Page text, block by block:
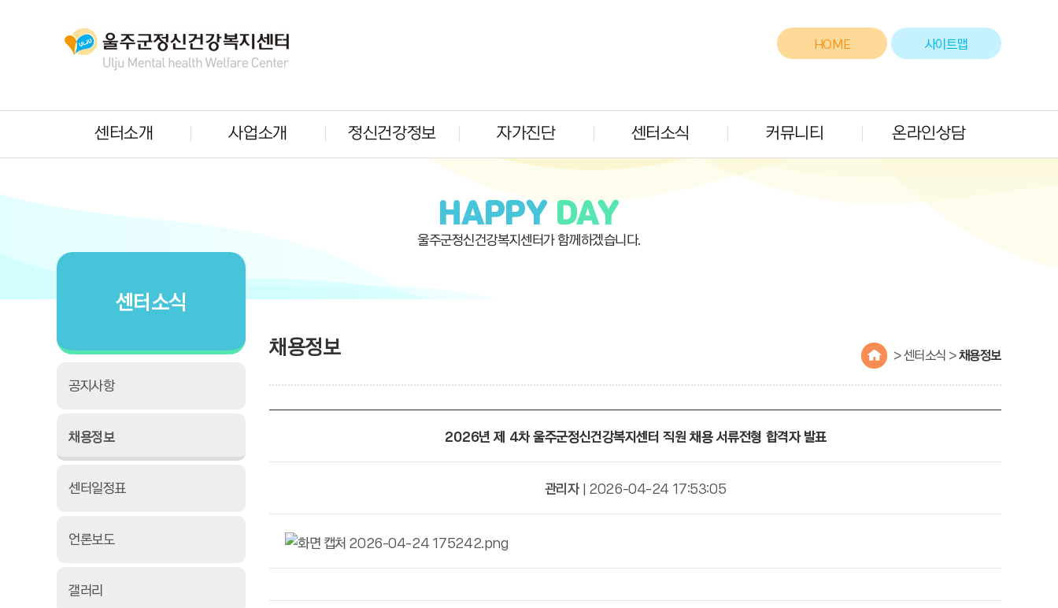
HOME 사이트맵
센터소개 사업소개 정신건강정보 자가진단 센터소식 커뮤니티 온라인상담
HAPPY DAY
울주군정신건강복지센터가 함께하겠습니다.
센터소식
공지사항
채용정보
센터일정표
언론보도
갤러리
채용정보 > 센터소식 >채용정보
2026년 제 4차 울주군정신건강복지센터 직원 채용 서류전형 합격자 발표
관리자| 2026-04-24 17:53:05